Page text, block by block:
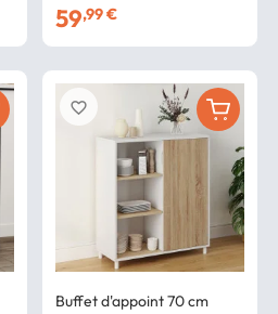
59,99 €
Buffet d'appoint 70 cm
favorite_border